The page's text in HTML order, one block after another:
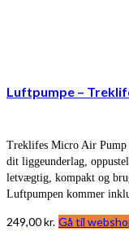
Luftpumpe –
Treklifes Micro Air Pump
dit liggeunderlag,
letvægtig, kompakt og
Luftpumpen kommer
249,00kr. Gå til